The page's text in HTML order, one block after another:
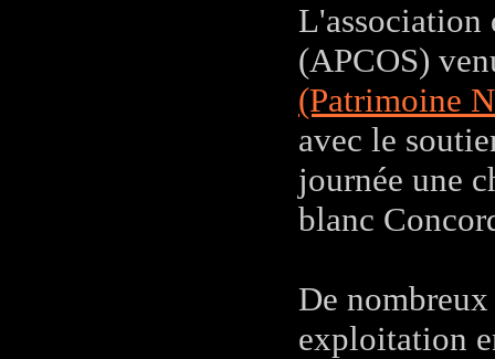
L'association
(APCOS)
(Patrimoine
avec le
journée une
blanc
De
exploitation